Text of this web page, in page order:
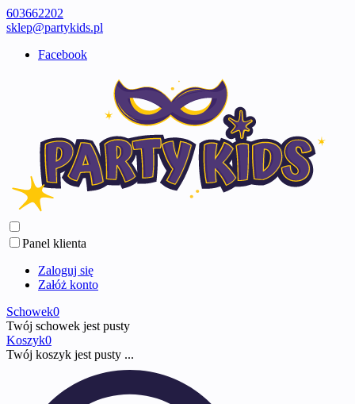
603662202
sklep@partykids.pl
Facebook
Panel klienta
Zaloguj się
Załóż konto
Schowek0
Twój schowek jest pusty
Koszyk0
Twój koszyk jest pusty ...